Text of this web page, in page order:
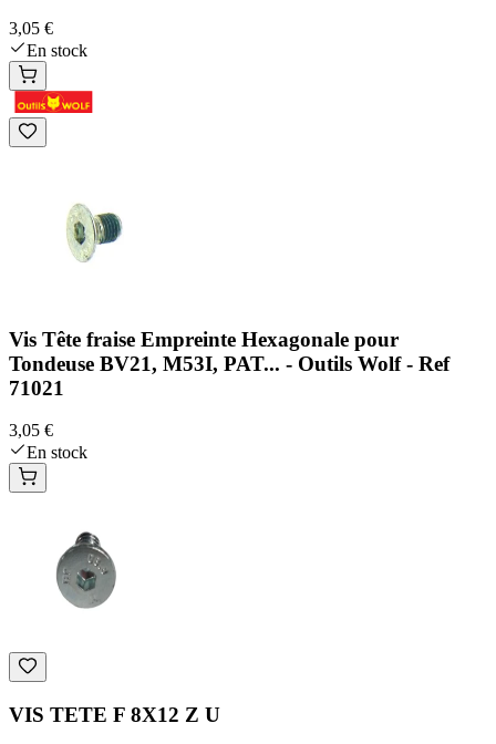
3,05 €
En stock
Vis Tête fraise Empreinte Hexagonale pour
Tondeuse BV21, M53I, PAT... - Outils Wolf - Ref
71021
3,05 €
En stock
VIS TETE F 8X12 Z U